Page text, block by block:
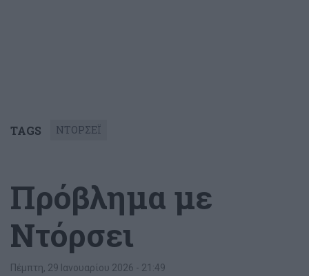
TAGS ΝΤΟΡΣΕΪ
Πρόβλημα με
Ντόρσει
Πέμπτη, 29 Ιανουαρίου 2026 - 21:49